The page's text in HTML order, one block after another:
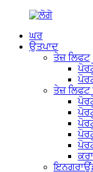
ਘਰ
ਉਤਪਾਦ
ਤੇਜ਼ ਲਿਫਟ
ਤੇਜ਼